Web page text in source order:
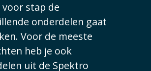
voor stap de
onderdelen gaat
Voor de meeste
heb je ook
uit de Spektro